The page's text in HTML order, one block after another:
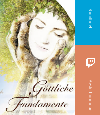
Rundbrief
Bestellformular